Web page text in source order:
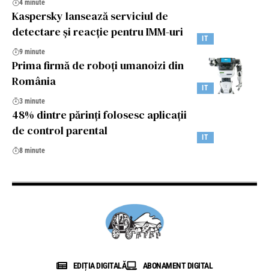
4 minute
IT
Kaspersky lansează serviciul de
detectare și reacție pentru IMM-uri
9 minute
IT
Prima firmă de roboți umanoizi din
România
3 minute
IT
48% dintre părinți folosesc aplicații
de control parental
8 minute
EDIȚIA DIGITALĂ
ABONAMENT DIGITAL